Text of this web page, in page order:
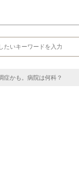
症かも。病院は何科？